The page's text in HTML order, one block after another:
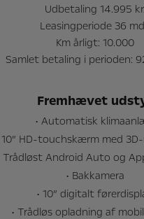
Udbetaling 14.995 kr.
Leasingperiode 36
Km årligt: 10.000
Samlet betaling i perioden:
Fremhævet
• Automatisk
10” HD-touchskærm med
Trådløst Android Auto og
• Bakkamera
• 10” digitalt
• Trådløs opladning af